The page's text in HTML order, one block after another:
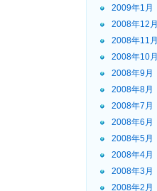
2009年1月
2008年12月
2008年11月
2008年10月
2008年9月
2008年8月
2008年7月
2008年6月
2008年5月
2008年4月
2008年3月
2008年2月